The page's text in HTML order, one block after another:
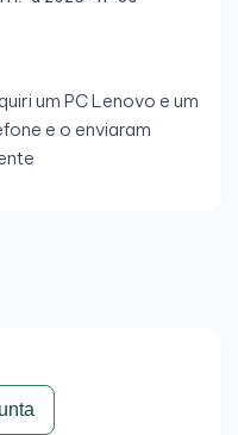
a
um PC Lenovo e um
e o enviaram